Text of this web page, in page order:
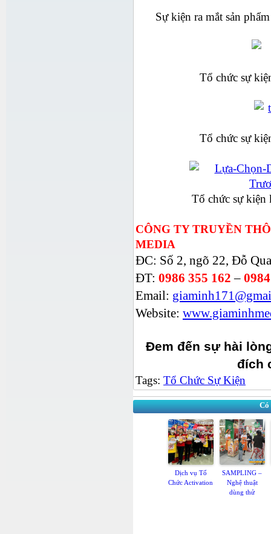
Sự kiện ra mắt sản
Tổ chức sự
Tổ chức sự
Tổ chức sự
CÔNG TY TRUYỀN
MEDIA
ĐC: Số 2, ngõ 22, Đỗ
ĐT: 0986 355 162 –
Email:
Website:
Đem đến sự hài
đích
Tags: Tổ Chức Sự Kiện
Có
Dịch vụ Tổ
Chức Activation
SAMPLING –
Nghệ thuật
dùng thử